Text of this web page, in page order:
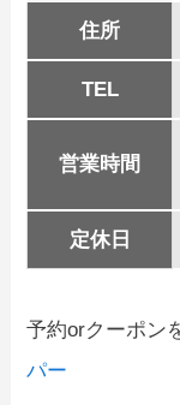
住所
TEL
営業時間
定休日
予約orクーポン
パー